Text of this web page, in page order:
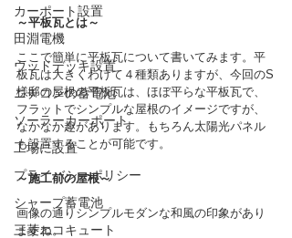
カーポート設置
田淵電機
ウッドデッキ設置
ニチコンの蓄電池
ソーラーカーポート
工場に設置
プライバシーポリシー
シャープ蓄電池
三菱エコキュート
～平板瓦とは～
ここで簡単に平板瓦について書いてみます。平
板瓦は大きくわけて４種類ありますが、今回のS
様邸の屋根の平板瓦は、ほぼ平らな平板瓦で、
フラットでシンプルな屋根のイメージですが、
なかなか趣があります。もちろん太陽光パネル
も設置することが可能です。
～施工前の屋根～
画像の通りシンプルモダンな和風の印象があり
ますね。